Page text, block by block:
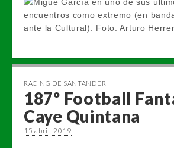
RACING DE SANTANDER
187º Football
Caye Quintana
15 abril, 2019